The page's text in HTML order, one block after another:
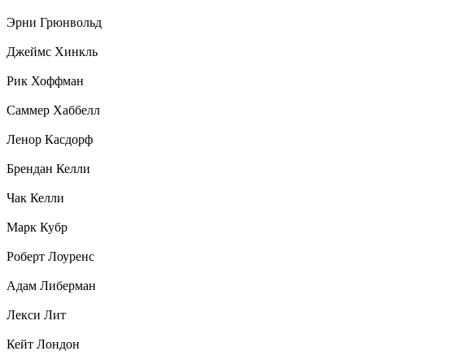
Эрни Грюнвольд
Джеймс Хинкль
Рик Хоффман
Саммер Хаббелл
Ленор Касдорф
Брендан Келли
Чак Келли
Марк Кубр
Роберт Лоуренс
Адам Либерман
Лекси Лит
Кейт Лондон